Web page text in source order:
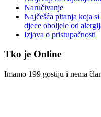
Naručivanje
Najčešća pitanja koja
djece oboljele od
Izjava o pristupačnosti
Tko je Online
Imamo 199 gostiju i nema